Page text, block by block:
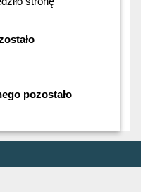
pozostało